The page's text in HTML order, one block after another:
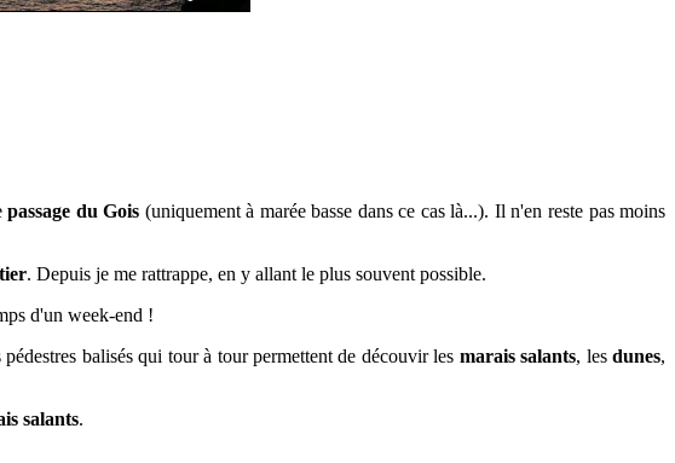
passage du Gois (uniquement à marée basse dans ce cas là...). Il n'en reste pas moins
. Depuis je me rattrappe, en y allant le plus souvent possible.
d'un week-end !
balisés qui tour à tour permettent de découvir les marais salants, les dunes,
salants.